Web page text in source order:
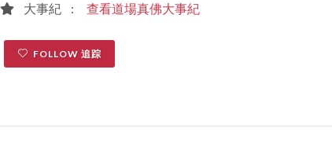
大事紀
: 查看道場真佛大事紀
FOLLOW 追踪